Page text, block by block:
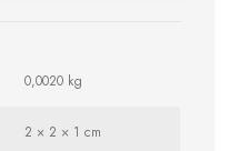
0,0020 kg
2 × 2 × 1 cm